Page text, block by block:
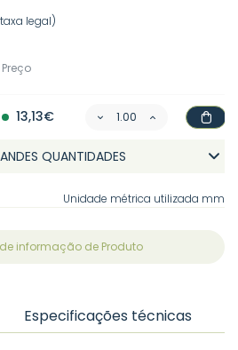
legal)
Preço
13,13€
QUANTIDADES
Unidade métrica utilizada mm
informação de Produto
Especificações técnicas